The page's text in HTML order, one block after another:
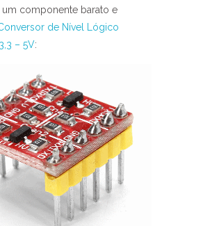
componente barato e
de Nível Lógico
– 5V: